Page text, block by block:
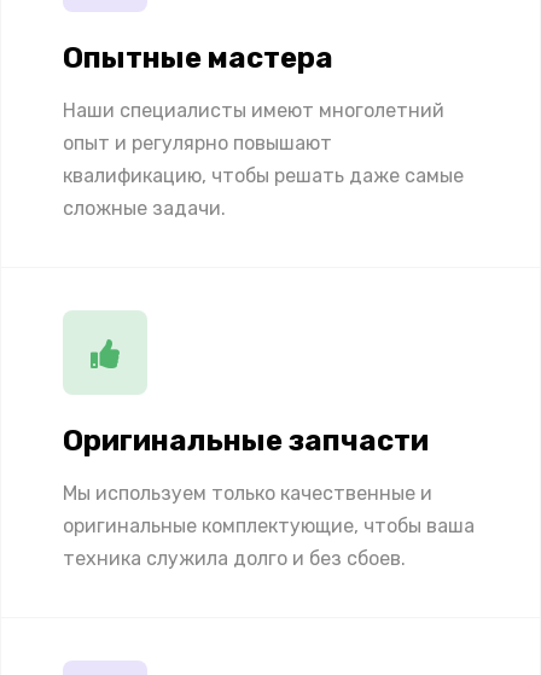
Опытные мастера
Наши специалисты имеют многолетний
опыт и регулярно повышают
квалификацию, чтобы решать даже самые
сложные задачи.
Оригинальные запчасти
Мы используем только качественные и
оригинальные комплектующие, чтобы ваша
техника служила долго и без сбоев.